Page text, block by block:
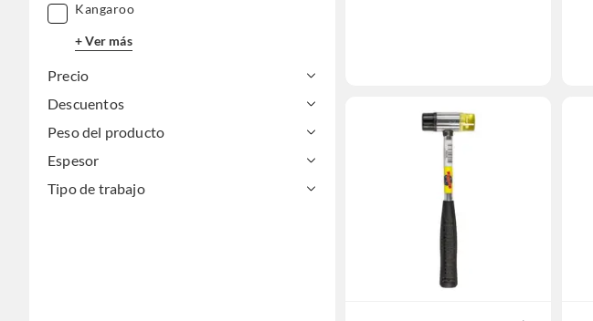
Kangaroo
+ Ver más
Precio
Descuentos
Peso del producto
Espesor
Tipo de trabajo